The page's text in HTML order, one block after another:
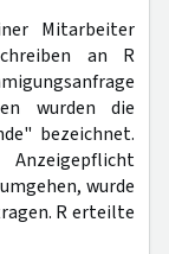
Mitarbeiter
an R
wurden die
bezeichnet.
wurde
R erteilte